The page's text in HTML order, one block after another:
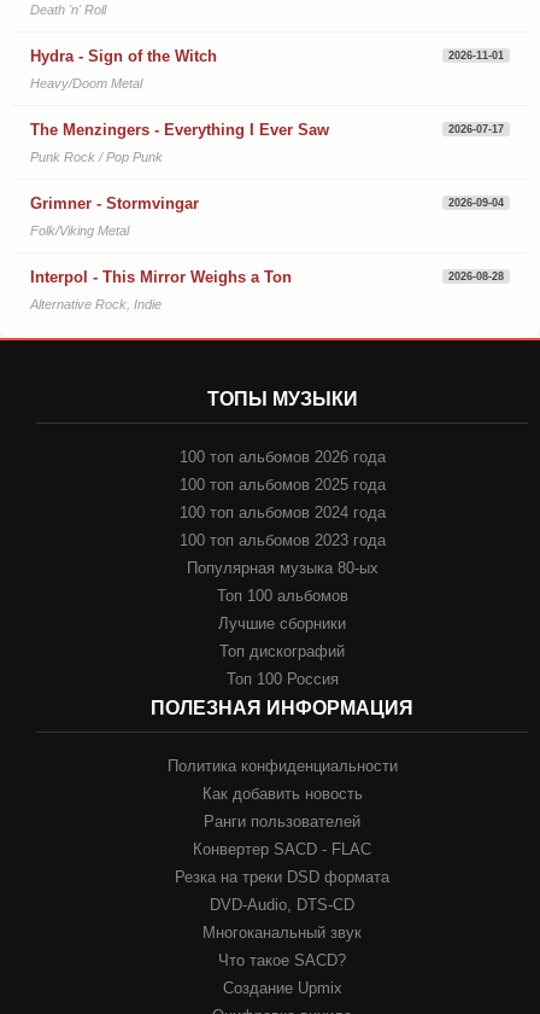
Death 'n' Roll
Hydra - Sign of the Witch 2026-11-01
Heavy/Doom Metal
The Menzingers - Everything I Ever Saw 2026-07-17
Punk Rock / Pop Punk
Grimner - Stormvingar 2026-09-04
Folk/Viking Metal
Interpol - This Mirror Weighs a Ton 2026-08-28
Alternative Rock, Indie
ТОПЫ МУЗЫКИ
100 топ альбомов 2026 года
100 топ альбомов 2025 года
100 топ альбомов 2024 года
100 топ альбомов 2023 года
Популярная музыка 80-ых
Топ 100 альбомов
Лучшие сборники
Топ дискографий
Топ 100 Россия
ПОЛЕЗНАЯ ИНФОРМАЦИЯ
Политика конфиденциальности
Как добавить новость
Ранги пользователей
Конвертер SACD - FLAC
Резка на треки DSD формата
DVD-Audio, DTS-CD
Многоканальный звук
Что такое SACD?
Создание Upmix